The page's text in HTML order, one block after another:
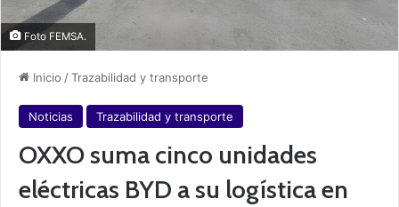
Foto FEMSA.
Inicio /Trazabilidad y transporte
Noticias Trazabilidad y transporte
OXXO suma cinco unidades
eléctricas BYD a su logística en